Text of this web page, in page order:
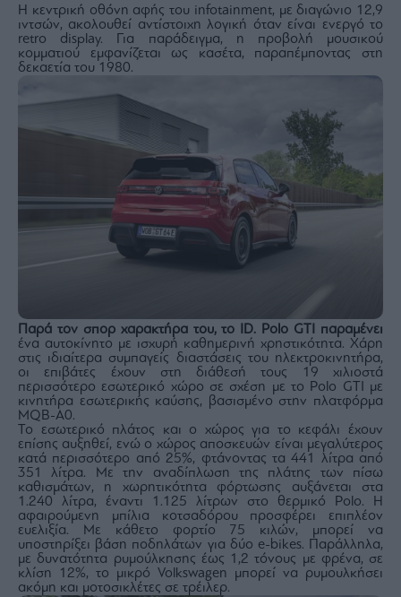
Η κεντρική οθόνη αφής του infotainment, με διαγώνιο 12,9
ιντσών, ακολουθεί αντίστοιχη λογική όταν είναι ενεργό το
retro display. Για παράδειγμα, η προβολή μουσικού
κομματιού εμφανίζεται ως κασέτα, παραπέμποντας στη
δεκαετία του 1980.
Παρά τον σπορ χαρακτήρα του, το ID. Polo GTI παραμένει
ένα αυτοκίνητο με ισχυρή καθημερινή χρηστικότητα. Χάρη
στις ιδιαίτερα συμπαγείς διαστάσεις του ηλεκτροκινητήρα,
οι επιβάτες έχουν στη διάθεσή τους 19 χιλιοστά
περισσότερο εσωτερικό χώρο σε σχέση με το Polo GTI με
κινητήρα εσωτερικής καύσης, βασισμένο στην πλατφόρμα
MQB-Α0.
Το εσωτερικό πλάτος και ο χώρος για το κεφάλι έχουν
επίσης αυξηθεί, ενώ ο χώρος αποσκευών είναι μεγαλύτερος
κατά περισσότερο από 25%, φτάνοντας τα 441 λίτρα από
351 λίτρα. Με την αναδίπλωση της πλάτης των πίσω
καθισμάτων, η χωρητικότητα φόρτωσης αυξάνεται στα
1.240 λίτρα, έναντι 1.125 λίτρων στο θερμικό Polo. Η
αφαιρούμενη μπίλια κοτσαδόρου προσφέρει επιπλέον
ευελιξία. Με κάθετο φορτίο 75 κιλών, μπορεί να
υποστηρίξει βάση ποδηλάτων για δύο e-bikes. Παράλληλα,
με δυνατότητα ρυμούλκησης έως 1,2 τόνους με φρένα, σε
κλίση 12%, το μικρό Volkswagen μπορεί να ρυμουλκήσει
ακόμη και μοτοσικλέτες σε τρέιλερ.